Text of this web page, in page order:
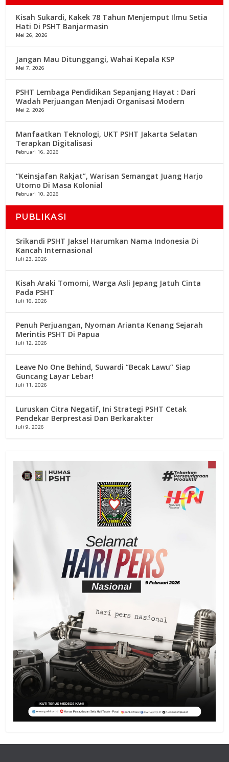
Kisah Sukardi, Kakek 78 Tahun Menjemput Ilmu Setia
Hati Di PSHT Banjarmasin
Mei 26, 2026
Jangan Mau Ditunggangi, Wahai Kepala KSP
Mei 7, 2026
PSHT Lembaga Pendidikan Sepanjang Hayat : Dari
Wadah Perjuangan Menjadi Organisasi Modern
Mei 2, 2026
Manfaatkan Teknologi, UKT PSHT Jakarta Selatan
Terapkan Digitalisasi
Februari 16, 2026
“Keinsjafan Rakjat”, Warisan Semangat Juang Harjo
Utomo Di Masa Kolonial
Februari 10, 2026
PUBLIKASI
Srikandi PSHT Jaksel Harumkan Nama Indonesia Di
Kancah Internasional
Juli 23, 2026
Kisah Araki Tomomi, Warga Asli Jepang Jatuh Cinta
Pada PSHT
Juli 16, 2026
Penuh Perjuangan, Nyoman Arianta Kenang Sejarah
Merintis PSHT Di Papua
Juli 12, 2026
Leave No One Behind, Suwardi “Becak Lawu” Siap
Guncang Layar Lebar!
Juli 11, 2026
Luruskan Citra Negatif, Ini Strategi PSHT Cetak
Pendekar Berprestasi Dan Berkarakter
Juli 9, 2026